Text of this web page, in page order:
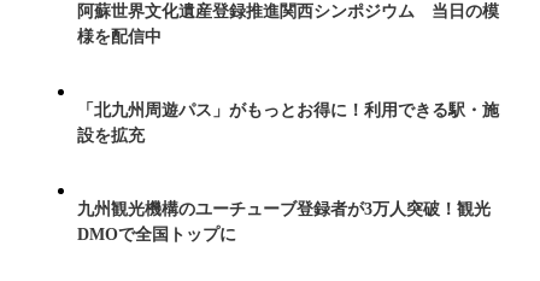
阿蘇世界文化遺産登録推進関西シンポジウム 当日の模
様を配信中
「北九州周遊パス」がもっとお得に！利用できる駅・施
設を拡充
九州観光機構のユーチューブ登録者が3万人突破！観光
DMOで全国トップに